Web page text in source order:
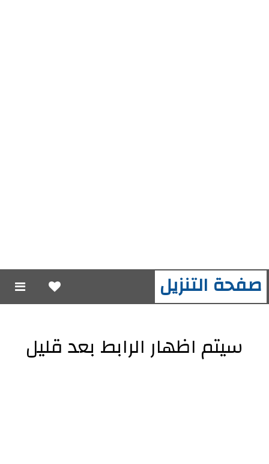
صفحة التنزيل
سيتم اظهار الرابط بعد قليل